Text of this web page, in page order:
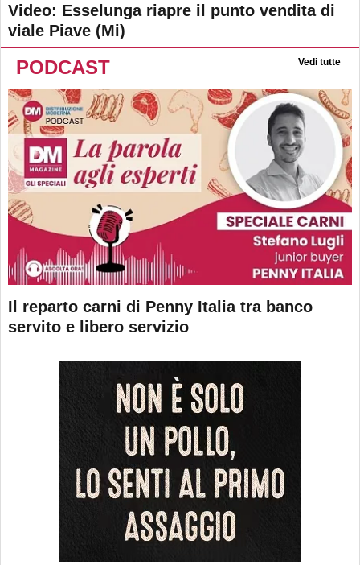
Video: Esselunga riapre il punto vendita di
viale Piave (Mi)
PODCAST Vedi tutte
Il reparto carni di Penny Italia tra banco
servito e libero servizio